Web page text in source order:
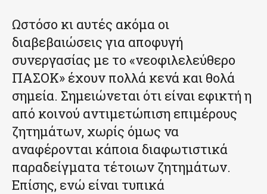
Ωστόσο κι αυτές ακόμα οι
διαβεβαιώσεις για αποφυγή
συνεργασίας με το «νεοφιλελεύθερο
ΠΑΣΟΚ» έχουν πολλά κενά και θολά
σημεία. Σημειώνεται ότι είναι εφικτή η
από κοινού αντιμετώπιση επιμέρους
ζητημάτων, χωρίς όμως να
αναφέρονται κάποια διαφωτιστικά
παραδείγματα τέτοιων ζητημάτων.
Επίσης, ενώ είναι τυπικά